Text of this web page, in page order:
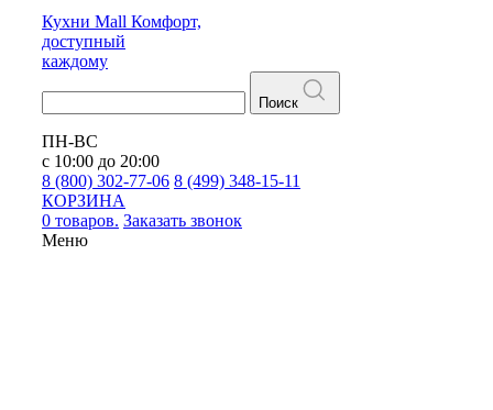
Кухни Mall Комфорт,
доступный
каждому
Поиск
ПН-ВС
с 10:00 до 20:00
8 (800) 302-77-06 8 (499) 348-15-11
КОРЗИНА
0 товаров. Заказать звонок
Меню